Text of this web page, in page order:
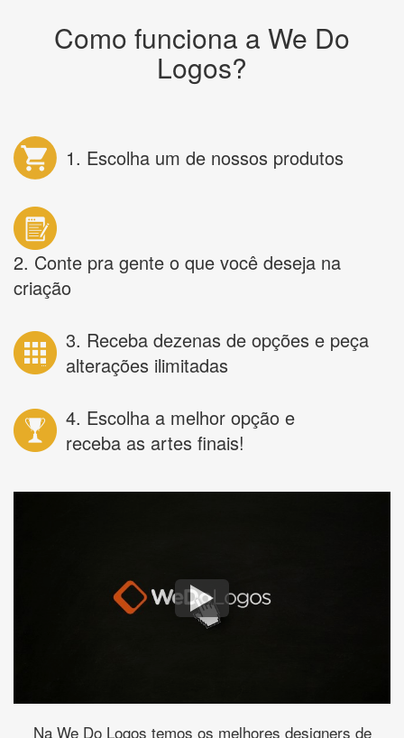
Como funciona a We Do
Logos?
1. Escolha um de nossos produtos
2. Conte pra gente o que você deseja na
criação
3. Receba dezenas de opções e peça
alterações ilimitadas
4. Escolha a melhor opção e
receba as artes finais!
Na We Do Logos temos os melhores designers de